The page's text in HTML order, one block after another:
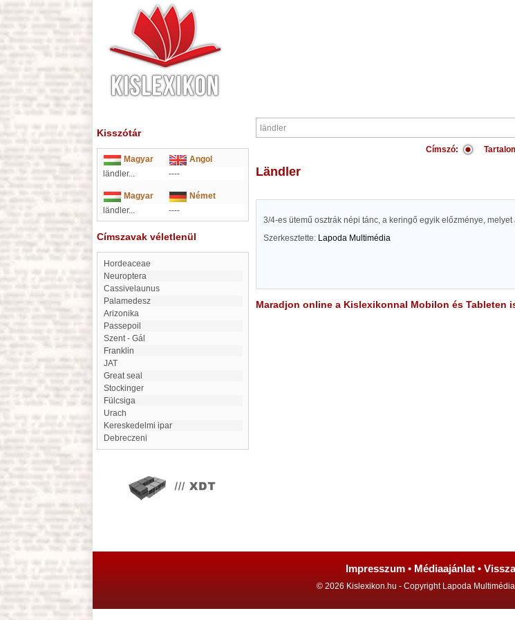
Kisszótár
Magyar
Angol
ländler...
----
Magyar
Német
ländler...
----
Címszavak véletlenül
Hordeaceae
Neuroptera
Cassivelaunus
Palamedesz
Arizonika
Passepoil
Szent - Gál
Franklin
JAT
Great seal
Stockinger
Fülcsiga
Urach
Kereskedelmi ipar
Debreczeni
Címszó:
ländler
3/4-es ütemű osztrák népi tánc, a keringő egyik előzménye,
Szerkesztette: Lapoda Multimédia
Maradjon online a Kislexikonnal Mobilon és Tableten
Impresszum • Médiaajánlat •
© 2026 Kislexikon.hu - Copyright Lapoda